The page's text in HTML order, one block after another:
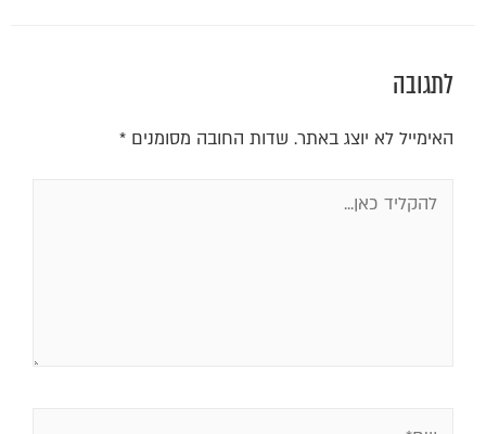
לתגובה
האימייל לא יוצג באתר. שדות החובה מסומנים *